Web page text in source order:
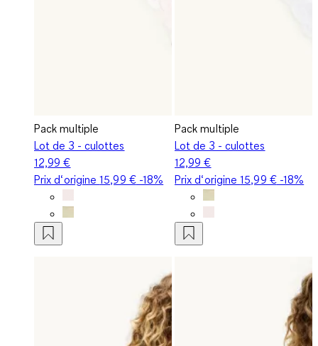
Pack multiple
Lot de 3 - culottes
12,99 €
Prix d‘origine15,99 €-18%
Pack multiple
Lot de 3 - culottes
12,99 €
Prix d‘origine15,99 €-18%